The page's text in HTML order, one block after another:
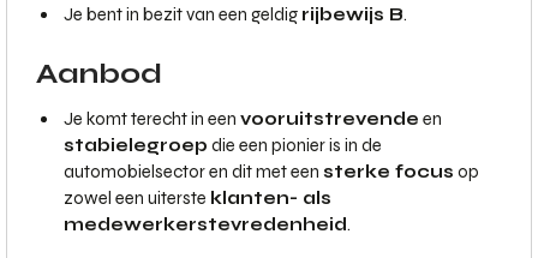
Je bent in bezit van een geldig rijbewijs B.
Aanbod
Je komt terecht in een vooruitstrevende en
stabielegroep die een pionier is in de
automobielsector en dit met een sterke focus op
zowel een uiterste klanten- als
medewerkerstevredenheid.